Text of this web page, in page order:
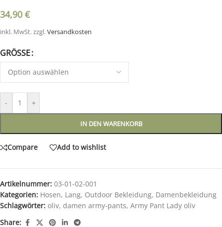
34,90 €
inkl. MwSt.zzgl.Versandkosten
GRÖSSE
- +
IN DEN WARENKORB
Compare Add to wishlist
Artikelnummer: 03-01-02-001
Kategorien: Hosen, Lang, Outdoor Bekleidung, Damenbekleidung
Schlagwörter: oliv, damen army-pants, Army Pant Lady oliv
Share: